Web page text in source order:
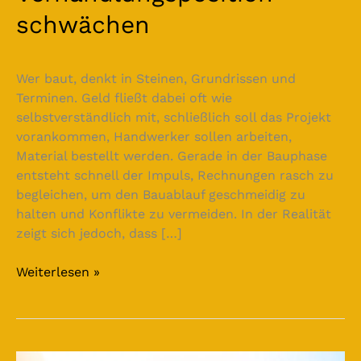
schwächen
Wer baut, denkt in Steinen, Grundrissen und
Terminen. Geld fließt dabei oft wie
selbstverständlich mit, schließlich soll das Projekt
vorankommen, Handwerker sollen arbeiten,
Material bestellt werden. Gerade in der Bauphase
entsteht schnell der Impuls, Rechnungen rasch zu
begleichen, um den Bauablauf geschmeidig zu
halten und Konflikte zu vermeiden. In der Realität
zeigt sich jedoch, dass […]
Weiterlesen »